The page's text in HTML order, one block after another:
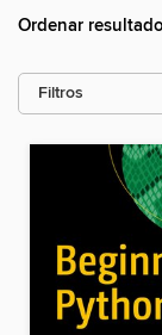
Ordenar
Filtros